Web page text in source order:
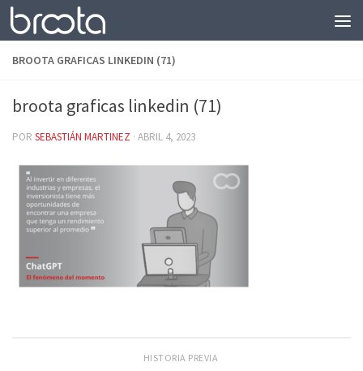
Saltar al contenido
BROOTA GRAFICAS LINKEDIN (71)
broota graficas linkedin (71)
POR SEBASTIÁN MARTINEZ · ABRIL 4, 2023
HISTORIA PREVIA